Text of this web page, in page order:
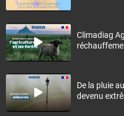
Climadiag
De la pluie
devenu